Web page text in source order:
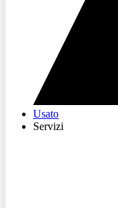
Usato
Servizi